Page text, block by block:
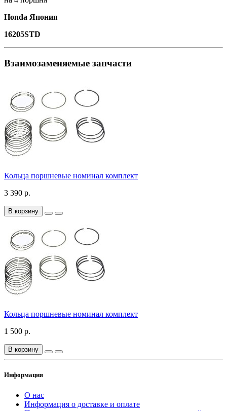
Honda Япония
16205STD
Взаимозаменяемые запчасти
Кольца поршневые номинал комплект
3 390 р.
В корзину
Кольца поршневые номинал комплект
1 500 р.
В корзину
Информация
О нас
Информация о доставке и оплате